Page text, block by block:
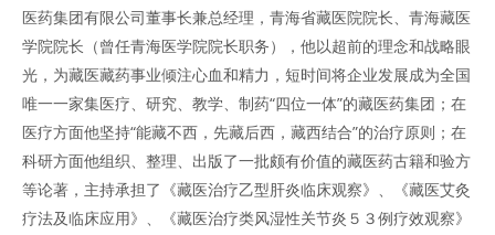
医药集团有限公司董事长兼总经理，青海省藏医院院长、青海藏医
学院院长（曾任青海医学院院长职务），他以超前的理念和战略眼
光，为藏医藏药事业倾注心血和精力，短时间将企业发展成为全国
唯一一家集医疗、研究、教学、制药“四位一体”的藏医药集团；在
医疗方面他坚持“能藏不西，先藏后西，藏西结合”的治疗原则；在
科研方面他组织、整理、出版了一批颇有价值的藏医药古籍和验方
等论著，主持承担了《藏医治疗乙型肝炎临床观察》、《藏医艾灸
疗法及临床应用》、《藏医治疗类风湿性关节炎５３例疗效观察》